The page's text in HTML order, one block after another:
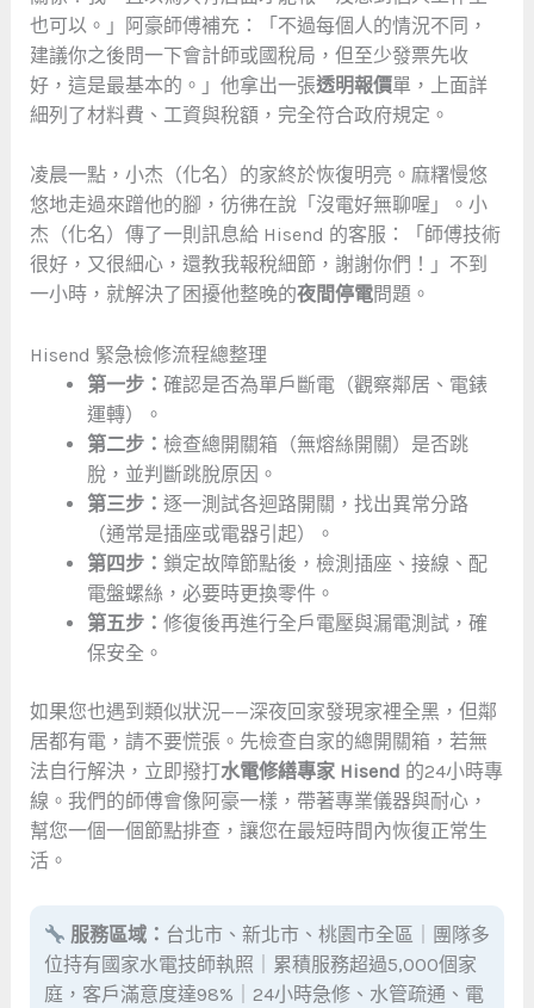
也可以。」阿豪師傅補充：「不過每個人的情況不同，
建議你之後問一下會計師或國稅局，但至少發票先收
好，這是最基本的。」他拿出一張透明報價單，上面詳
細列了材料費、工資與稅額，完全符合政府規定。
凌晨一點，小杰（化名）的家終於恢復明亮。麻糬慢悠
悠地走過來蹭他的腳，彷彿在說「沒電好無聊喔」。小
杰（化名）傳了一則訊息給 Hisend 的客服：「師傅技術
很好，又很細心，還教我報稅細節，謝謝你們！」不到
一小時，就解決了困擾他整晚的夜間停電問題。
Hisend 緊急檢修流程總整理
第一步： 確認是否為單戶斷電（觀察鄰居、電錶
運轉）。
第二步： 檢查總開關箱（無熔絲開關）是否跳
脫，並判斷跳脫原因。
第三步： 逐一測試各迴路開關，找出異常分路
（通常是插座或電器引起）。
第四步： 鎖定故障節點後，檢測插座、接線、配
電盤螺絲，必要時更換零件。
第五步： 修復後再進行全戶電壓與漏電測試，確
保安全。
如果您也遇到類似狀況——深夜回家發現家裡全黑，但鄰
居都有電，請不要慌張。先檢查自家的總開關箱，若無
法自行解決，立即撥打水電修繕專家 Hisend 的24小時專
線。我們的師傅會像阿豪一樣，帶著專業儀器與耐心，
幫您一個一個節點排查，讓您在最短時間內恢復正常生
活。
服務區域： 台北市、新北市、桃園市全區｜團隊多
位持有國家水電技師執照｜累積服務超過5,000個家
庭，客戶滿意度達98%｜24小時急修、水管疏通、電